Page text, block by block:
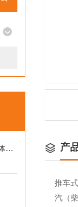
高压柴油铸铁泵：无电环境下的流体输送重器 产
推车
汽（